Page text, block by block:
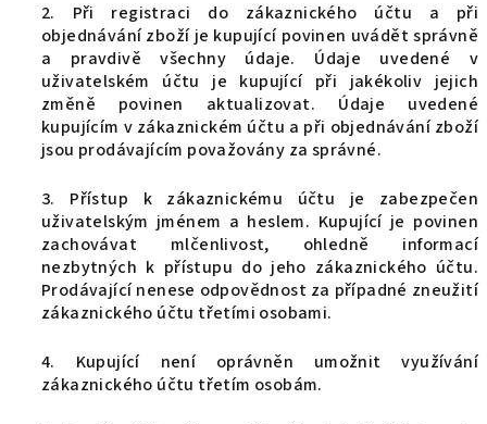
2. Při registraci do zákaznického účtu a při
objednávání zboží je kupující povinen uvádět správně
a pravdivě všechny údaje. Údaje uvedené v
uživatelském účtu je kupující při jakékoliv jejich
změně povinen aktualizovat. Údaje uvedené
kupujícím v zákaznickém účtu a při objednávání zboží
jsou prodávajícím považovány za správné.
3. Přístup k zákaznickému účtu je zabezpečen
uživatelským jménem a heslem. Kupující je povinen
zachovávat mlčenlivost, ohledně informací
nezbytných k přístupu do jeho zákaznického účtu.
Prodávající nenese odpovědnost za případné zneužití
zákaznického účtu třetími osobami.
4. Kupující není oprávněn umožnit využívání
zákaznického účtu třetím osobám.